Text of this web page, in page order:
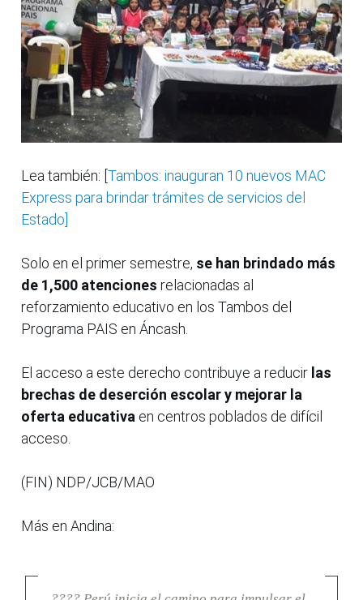
Lea también: [ Tambos: inauguran 10 nuevos MAC
Express para brindar trámites de servicios del
Estado]
Solo en el primer semestre, se han brindado más
de 1,500 atenciones relacionadas al
reforzamiento educativo en los Tambos del
Programa PAIS en Áncash.
El acceso a este derecho contribuye a reducir las
brechas de deserción escolar y mejorar la
oferta educativa en centros poblados de difícil
acceso.
(FIN) NDP/JCB/MAO
Más en Andina: